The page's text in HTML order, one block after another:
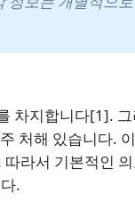
차지합니다[1].
처해 있습니다.
라서 기본적인
.